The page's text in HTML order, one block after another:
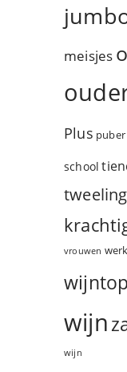
meisjes
Plus puber
school
vrouwen
wijn
wijn